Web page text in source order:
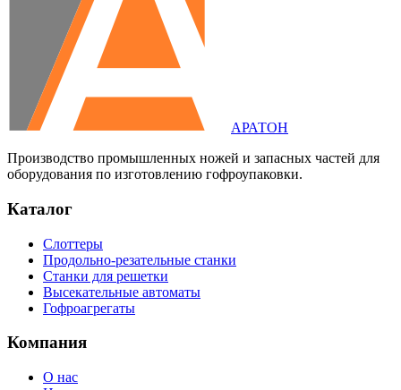
АРАТОН
Производство промышленных ножей и запасных частей для
оборудования по изготовлению гофроупаковки.
Каталог
Слоттеры
Продольно-резательные станки
Станки для решетки
Высекательные автоматы
Гофроагрегаты
Компания
О нас